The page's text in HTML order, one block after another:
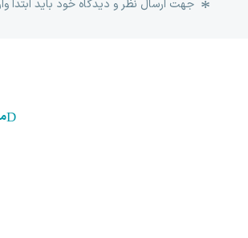
جهت ارسال نظر و دیدگاه خود باید